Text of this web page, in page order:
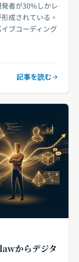
者が30%しかレ
成されている。
ブコーディング
記事を読む
からデジタ